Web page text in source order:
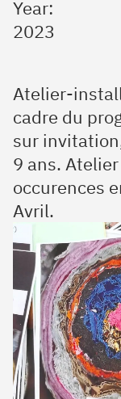
Year:
2023
Atelier-
cadre du
sur
9 ans.
occurences
Avril.